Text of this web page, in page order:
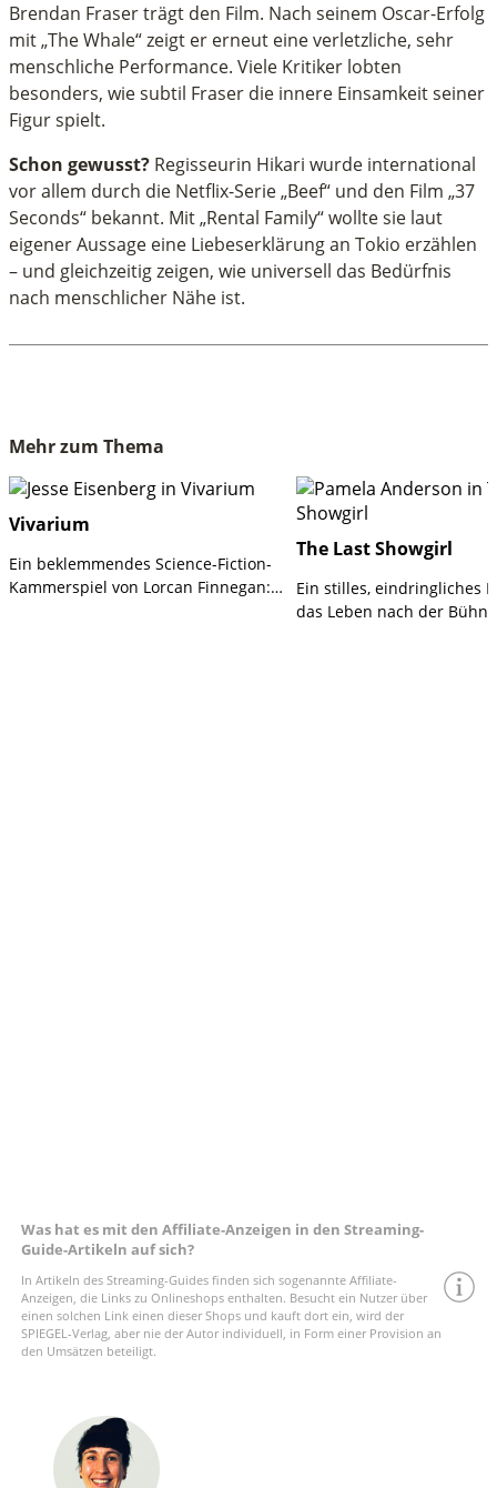
Brendan Fraser trägt den Film. Nach seinem Oscar-Erfolg
mit „The Whale“ zeigt er erneut eine verletzliche, sehr
menschliche Performance. Viele Kritiker lobten
besonders, wie subtil Fraser die innere Einsamkeit seiner
Figur spielt.
Schon gewusst? Regisseurin Hikari wurde international
vor allem durch die Netflix-Serie „Beef“ und den Film „37
Seconds“ bekannt. Mit „Rental Family“ wollte sie laut
eigener Aussage eine Liebeserklärung an Tokio erzählen
– und gleichzeitig zeigen, wie universell das Bedürfnis
nach menschlicher Nähe ist.
Mehr zum Thema
Vivarium
Ein beklemmendes Science-Fiction-
Kammerspiel von Lorcan Finnegan:
The Last Showgirl
Ein stilles, eindringliches
das Leben nach der
Was hat es mit den Affiliate-Anzeigen in den Streaming-
Guide-Artikeln auf sich?
In Artikeln des Streaming-Guides finden sich sogenannte Affiliate-
Anzeigen, die Links zu Onlineshops enthalten. Besucht ein Nutzer über
einen solchen Link einen dieser Shops und kauft dort ein, wird der
SPIEGEL-Verlag, aber nie der Autor individuell, in Form einer Provision an
den Umsätzen beteiligt.